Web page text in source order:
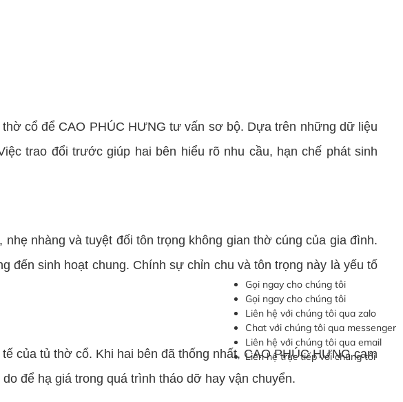
cổ để CAO PHÚC HƯNG tư vấn sơ bộ. Dựa trên những dữ liệu
trao đổi trước giúp hai bên hiểu rõ nhu cầu, hạn chế phát sinh
nhàng và tuyệt đối tôn trọng không gian thờ cúng của gia đình.
đến sinh hoạt chung. Chính sự chỉn chu và tôn trọng này là yếu tố
của tủ thờ cổ. Khi hai bên đã thống nhất, CAO PHÚC HƯNG cam
để hạ giá trong quá trình tháo dỡ hay vận chuyển.
Gọi ngay cho chúng tôi
Gọi ngay cho chúng tôi
Liên hệ với chúng tôi qua zalo
Chat với chúng tôi qua messenger
Liên hệ với chúng tôi qua email
Liên hệ trực tiếp với chúng tôi